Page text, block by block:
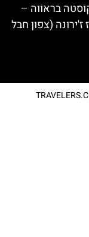
בראווה –
(צפון חבל